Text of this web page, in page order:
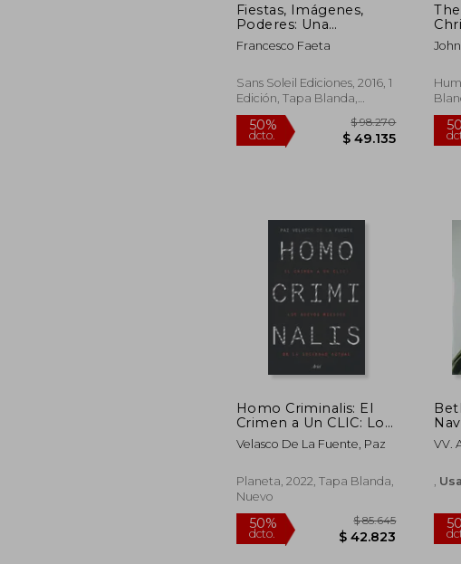
Fiestas, Imágenes,
Poderes: Una
Antropología de las
Representaciones
Francesco Faeta
Sans Soleil Ediciones, 2016, 1
Edición, Tapa Blanda,
Nuevo
50%
dcto. $ 49.135
Homo Criminalis: El
Crimen a Un CLIC: Los
Nuevos Riesgos de la
Sociedad Actual
Velasco De La Fuente, Paz
Planeta, 2022, Tapa Blanda,
Nuevo
VV.